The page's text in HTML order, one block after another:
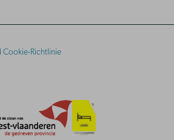
Cookie-Richtlinie